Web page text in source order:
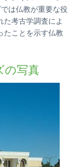
は仏教が重要な役
考古学調査によ
たことを示す仏教
の写真